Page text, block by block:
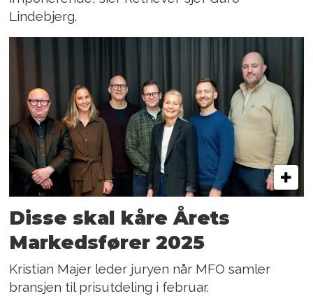
Lindebjerg.
Disse skal kåre Årets
Markedsfører 2025
Kristian Majer leder juryen når MFO samler
bransjen til prisutdeling i februar.